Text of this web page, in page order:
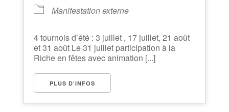
Manifestation externe
4 tournois d’été : 3 juillet , 17 juillet, 21 août
et 31 août Le 31 juillet participation à la
Riche en fêtes avec animation [...]
PLUS D’INFOS